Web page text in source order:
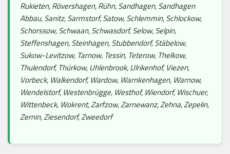
Rukieten, Rövershagen, Rühn, Sandhagen, Sandhagen
Abbau, Sanitz, Sarmstorf, Satow, Schlemmin, Schlockow,
Schorssow, Schwaan, Schwasdorf, Selow, Selpin,
Steffenshagen, Steinhagen, Stubbendorf, Stäbelow,
Sukow-Levitzow, Tarnow, Tessin, Teterow, Thelkow,
Thulendorf, Thürkow, Uhlenbrook, Ulrikenhof, Viezen,
Vorbeck, Walkendorf, Wardow, Warnkenhagen, Warnow,
Wendelstorf, Westenbrügge, Westhof, Wiendorf, Wischuer,
Wittenbeck, Wokrent, Zarfzow, Zarnewanz, Zehna, Zepelin,
Zernin, Ziesendorf, Zweedorf